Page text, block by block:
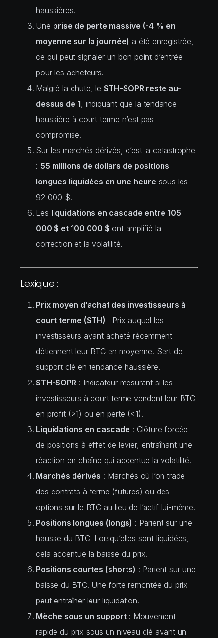
haussières.
Une prise de perte massive (-4 % en
moyenne sur la journée) a été enregistrée,
ce qui peut signaler un bon point d’entrée
pour les acheteurs.
Malgré la chute, le STH-SOPR reste au-
dessus de 1, indiquant que la tendance
haussière à court terme n’est pas
compromise.
Sur les marchés dérivés, c’est la catastrophe
: 55 millions de dollars de positions
longues liquidées en une heure sous les
92 000 $.
Les liquidations en cascade entre 105
000 $ et 100 000 $ ont amplifié la
correction et la volatilité.
Lexique :
Prix moyen d’achat des investisseurs à
court terme (STH) : Prix auquel les
investisseurs ayant acheté récemment
détiennent leur BTC en moyenne. Sert de
support clé en tendance haussière.
STH-SOPR : Indicateur mesurant si les
investisseurs à court terme vendent leur BTC
en profit (>1) ou en perte (<1).
Liquidations en cascade : Clôture forcée
de positions à effet de levier, entraînant une
réaction en chaîne qui accentue la volatilité.
Marchés dérivés : Marchés où l’on trade
des contrats à terme (futures) ou des
options sur le BTC au lieu de l’actif lui-même.
Positions longues (longs) : Parient sur une
hausse du BTC. Lorsqu’elles sont liquidées,
cela accentue la baisse du prix.
Positions courtes (shorts) : Parient sur une
baisse du BTC. Une forte remontée du prix
peut entraîner leur liquidation.
Mèche sous un support : Mouvement
rapide du prix sous un niveau clé avant un